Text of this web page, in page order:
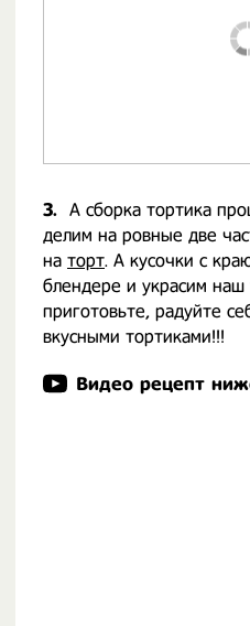
3. А сборка тортика
делим на ровные две
на торт. А кусочки с
блендере и украсим наш
приготовьте, радуйте
вкусными тортиками!!!
Видео рецепт